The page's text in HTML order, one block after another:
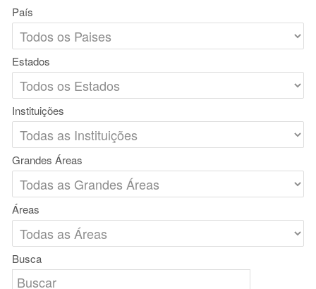
País
Estados
Instituições
Grandes Áreas
Áreas
Busca